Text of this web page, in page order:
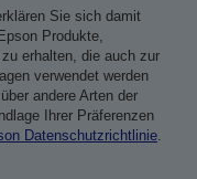
Sie sich damit
Produkte,
erhalten, die auch zur
verwendet werden
andere Arten der
Ihrer Präferenzen
Datenschutzrichtlinie.